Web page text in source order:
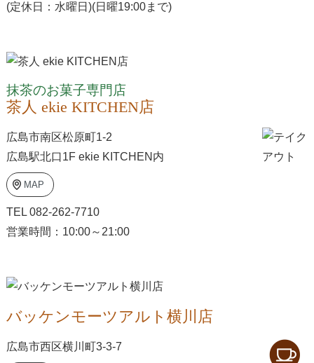
(定休日：水曜日)(日曜19:00まで)
抹茶のお菓子専門店
茶人 ekie KITCHEN店
広島市南区松原町1-2
広島駅北口1F ekie KITCHEN内
MAP
TEL 082-262-7710
営業時間：10:00～21:00
バッケンモーツアルト横川店
広島市西区横川町3-3-7